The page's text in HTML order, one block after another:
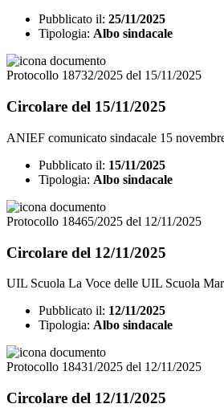
Pubblicato il: 25/11/2025
Tipologia: Albo sindacale
Protocollo 18732/2025 del 15/11/2025
Circolare del 15/11/2025
ANIEF comunicato sindacale 15
Pubblicato il: 15/11/2025
Tipologia: Albo sindacale
Protocollo 18465/2025 del 12/11/2025
Circolare del 12/11/2025
UIL Scuola La Voce delle UIL Scuola
Pubblicato il: 12/11/2025
Tipologia: Albo sindacale
Protocollo 18431/2025 del 12/11/2025
Circolare del 12/11/2025